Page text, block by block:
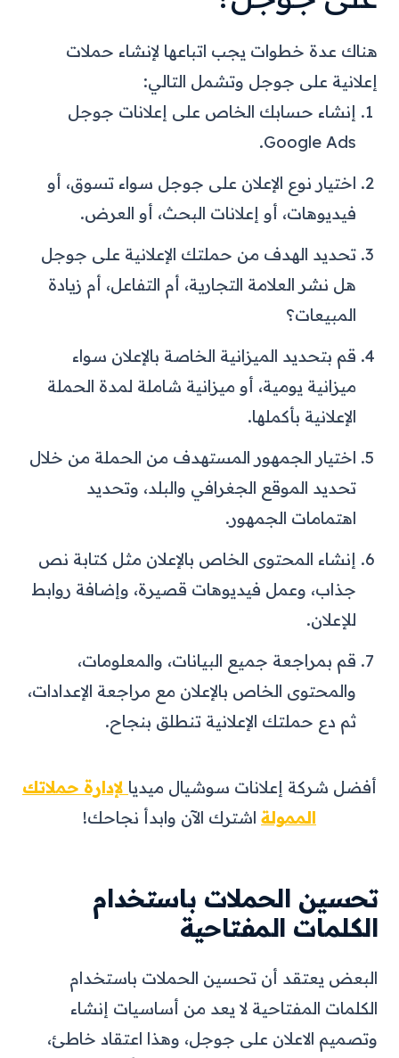
هناك عدة خطوات يجب اتباعها لإنشاء حملات
إعلانية على جوجل وتشمل التالي:
إنشاء حسابك الخاص على إعلانات جوجل
Google Ads.
اختيار نوع الإعلان على جوجل سواء تسوق، أو
فيديوهات، أو إعلانات البحث، أو العرض.
تحديد الهدف من حملتك الإعلانية على جوجل
هل نشر العلامة التجارية، أم التفاعل، أم زيادة
المبيعات؟
قم بتحديد الميزانية الخاصة بالإعلان سواء
ميزانية يومية، أو ميزانية شاملة لمدة الحملة
الإعلانية بأكملها.
اختيار الجمهور المستهدف من الحملة من خلال
تحديد الموقع الجغرافي والبلد، وتحديد
اهتمامات الجمهور.
إنشاء المحتوى الخاص بالإعلان مثل كتابة نص
جذاب، وعمل فيديوهات قصيرة، وإضافة روابط
للإعلان.
قم بمراجعة جميع البيانات، والمعلومات،
والمحتوى الخاص بالإعلان مع مراجعة الإعدادات،
ثم دع حملتك الإعلانية تنطلق بنجاح.
أفضل شركة إعلانات سوشيال ميديا لإدارة حملاتك
الممولة اشترك الآن وابدأ نجاحك!
تحسين الحملات باستخدام
الكلمات المفتاحية
البعض يعتقد أن تحسين الحملات باستخدام
الكلمات المفتاحية لا يعد من أساسيات إنشاء
وتصميم الاعلان على جوجل، وهذا اعتقاد خاطئ،